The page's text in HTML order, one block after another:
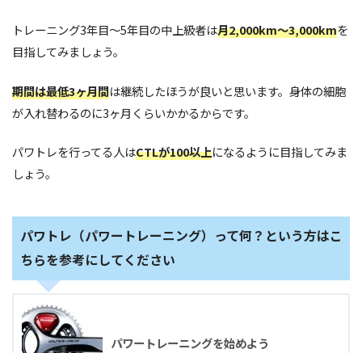
トレーニング3年目～5年目の中上級者は月2,000km～3,000kmを
目指してみましょう。
期間は最低3ヶ月間は継続したほうが良いと思います。身体の細胞
が入れ替わるのに3ヶ月くらいかかるからです。
パワトレを行ってる人はCTLが100以上になるように目指してみま
しょう。
パワトレ（パワートレーニング）って何？という方はこ
ちらを参考にしてください
パワートレーニングを始めよう